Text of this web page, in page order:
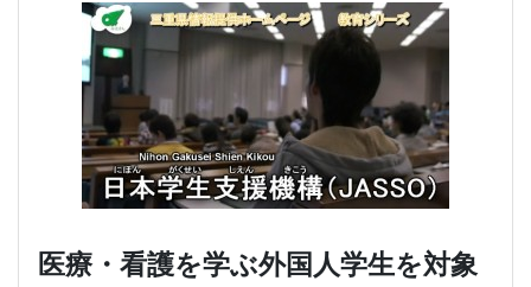
医療・看護を学ぶ外国人学生を対象